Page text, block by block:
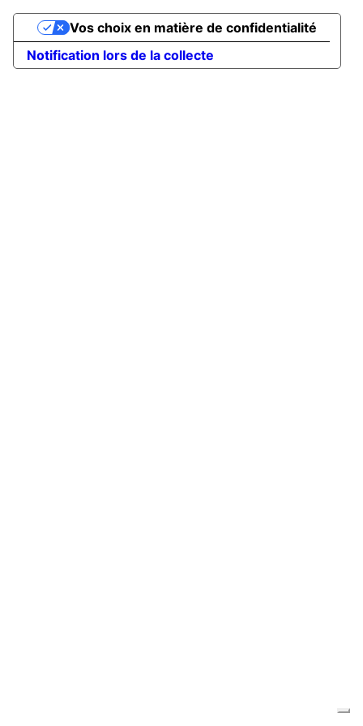
Notification lors de la collecte
Vos choix en matière de confidentialité